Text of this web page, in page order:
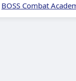
BOSS Combat